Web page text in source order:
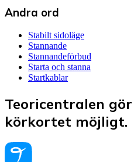
Andra ord
Stabilt sidoläge
Stannande
Stannandeförbud
Starta och stanna
Startkablar
Teoricentralen
körkortet möjligt.